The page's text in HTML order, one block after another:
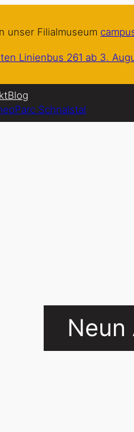
unser Filialmuseum
Linienbus 261 ab 3.
Blog